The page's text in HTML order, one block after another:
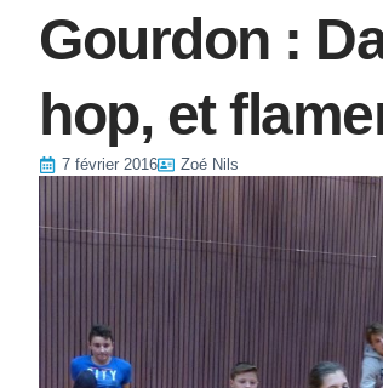
Gourdon :
hop, et
7 février 2016 Zoé Nils